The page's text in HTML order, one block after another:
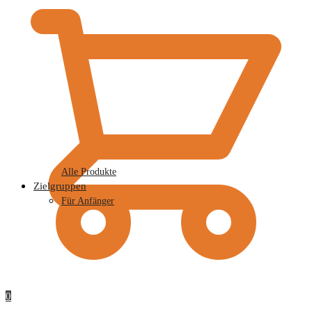
0
Alle Produkte
Zielgruppen
Für Anfänger